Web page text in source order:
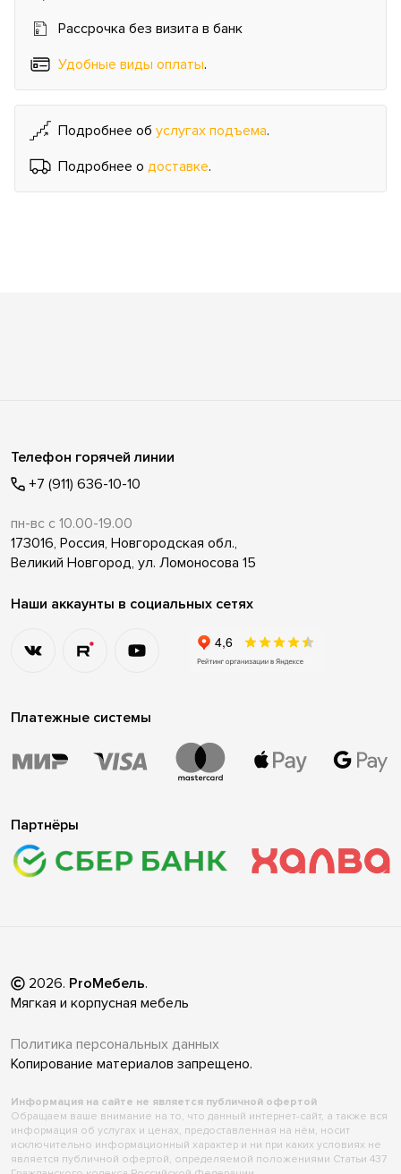
Рассрочка без визита в банк
Удобные виды оплаты.
Подробнее об услугах подъема.
Подробнее о доставке.
Телефон горячей линии
+7 (911) 636-10-10
пн-вс с 10.00-19.00
173016, Россия, Новгородская обл.,
Великий Новгород, ул. Ломоносова 15
Наши аккаунты в социальных сетях
Платежные системы
Партнёры
2026. ProМебель.
Мягкая и корпусная мебель
Политика персональных данных
Копирование материалов запрещено.
Информация на сайте не является публичной офертой
Обращаем ваше внимание на то, что данный интернет-сайт, а также вся
информация об услугах и ценах, предоставленная на нём, носит
исключительно информационный характер и ни при каких условиях не
является публичной офертой, определяемой положениями Статьи 437